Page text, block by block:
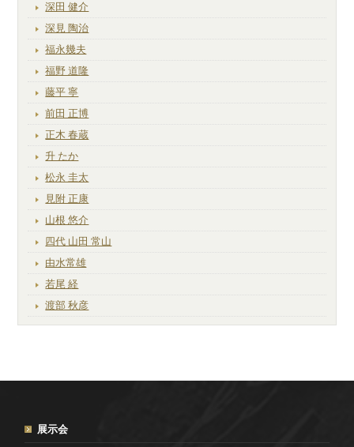
深田 健介
深見 陶治
福永幾夫
福野 道隆
藤平 寧
前田 正博
正木 春蔵
升 たか
松永 圭太
見附 正康
山根 悠介
四代 山田 常山
由水常雄
若尾 経
渡部 秋彦
展示会